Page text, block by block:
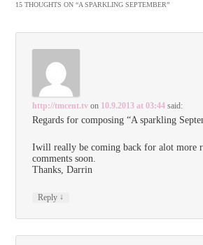
15 THOUGHTS ON “A SPARKLING SEPTEMBER”
http://tmcent.tv on 10.9.2013 at 03:44 said:
Regards for composing “A sparkling
Iwill really be coming back for alot more
comments soon.
Thanks, Darrin
Reply ↓